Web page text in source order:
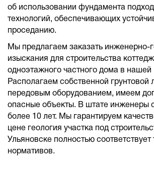
об использовании фундамента
технологий, обеспечивающих
проседанию.
Мы предлагаем заказать инженерно-
изыскания для строительства
одноэтажного частного дома в нашей
Располагаем собственной грунтовой
передовым оборудованием, имеем
опасные объекты. В штате инженеры
более 10 лет. Мы гарантируем
цене геология участка под
Ульяновске полностью соответствует
нормативов.